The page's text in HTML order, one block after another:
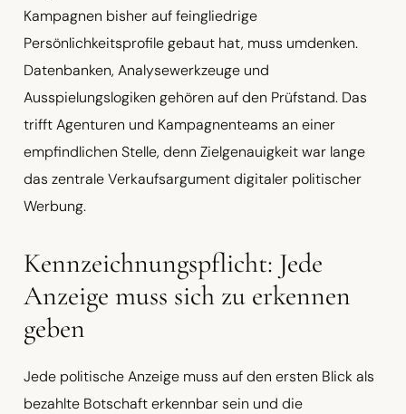
Kampagnen bisher auf feingliedrige
Persönlichkeitsprofile gebaut hat, muss umdenken.
Datenbanken, Analysewerkzeuge und
Ausspielungslogiken gehören auf den Prüfstand. Das
trifft Agenturen und Kampagnenteams an einer
empfindlichen Stelle, denn Zielgenauigkeit war lange
das zentrale Verkaufsargument digitaler politischer
Werbung.
Kennzeichnungspflicht: Jede
Anzeige muss sich zu erkennen
geben
Jede politische Anzeige muss auf den ersten Blick als
bezahlte Botschaft erkennbar sein und die